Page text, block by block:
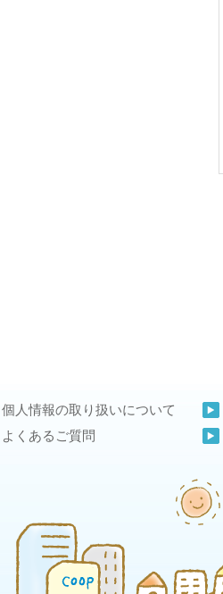
個人情報の取り扱いについて
よくあるご質問